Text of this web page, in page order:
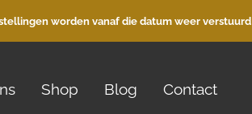
worden vanaf die datum weer verstuurd
Shop Blog Contact